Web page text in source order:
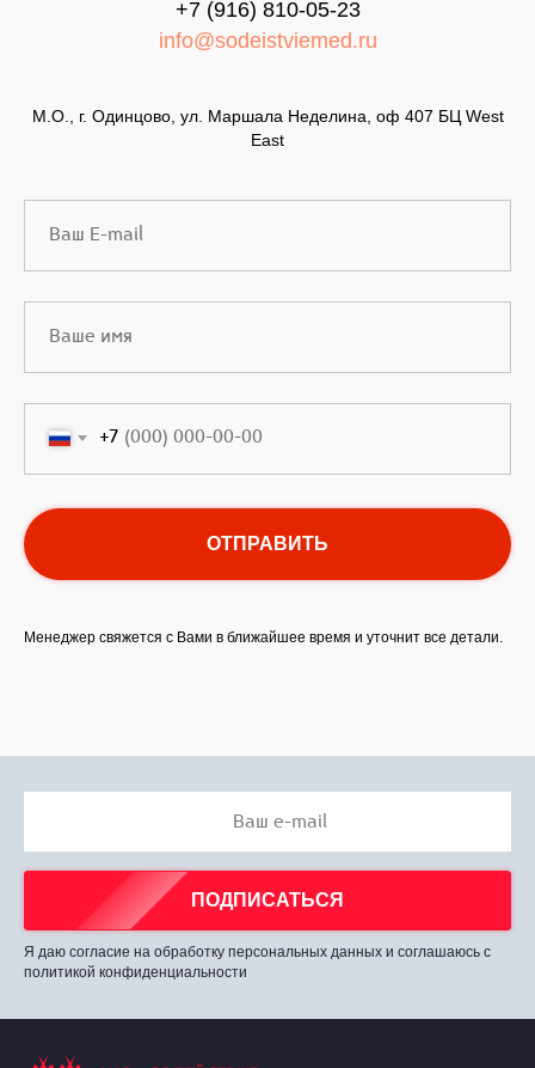
+7 (916) 810-05-23
info@sodeistviemed.ru
М.О., г. Одинцово, ул. Маршала Неделина, оф 407 БЦ West
East
+7
ОТПРАВИТЬ
Менеджер свяжется с Вами в ближайшее время и уточнит все детали.
Ваш e-mail
ПОДПИСАТЬСЯ
Я даю согласие на обработку персональных данных и соглашаюсь с
политикой конфиденциальности